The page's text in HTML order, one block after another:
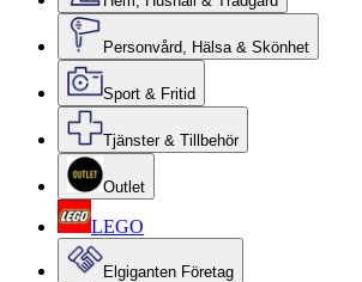
Personvård, Hälsa & Skönhet
Sport & Fritid
Tjänster & Tillbehör
Outlet
LEGO
Elgiganten Företag